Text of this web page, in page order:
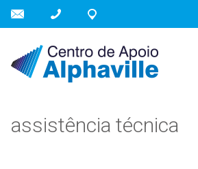
assistência técnica